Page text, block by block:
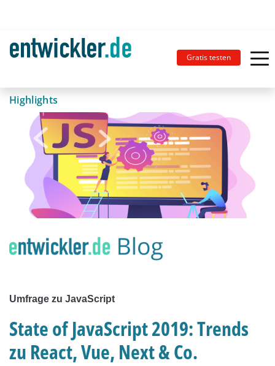
Gratis testen
Highlights
Umfrage zu JavaScript
State of JavaScript 2019: Trends
zu React, Vue, Next & Co.